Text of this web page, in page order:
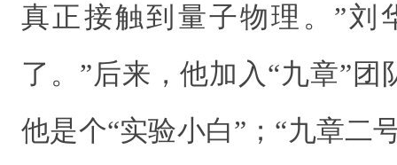
真正接触到量子物理。”刘
了。”后来，他加入“九章”
他是个“实验小白”；“九章二